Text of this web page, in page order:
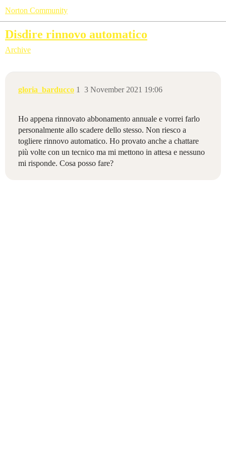
Norton Community
Disdire rinnovo automatico
Archive
gloria_barducco 3 November 2021 19:06
1
Ho appena rinnovato abbonamento annuale e vorrei farlo
personalmente allo scadere dello stesso. Non riesco a
togliere rinnovo automatico. Ho provato anche a chattare
più volte con un tecnico ma mi mettono in attesa e nessuno
mi risponde. Cosa posso fare?